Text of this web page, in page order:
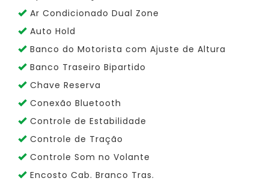
Ar Condicionado Dual Zone
Auto Hold
Banco do Motorista com Ajuste de Altura
Banco Traseiro Bipartido
Chave Reserva
Conexão Bluetooth
Controle de Estabilidade
Controle de Tração
Controle Som no Volante
Encosto Cab. Branco Tras.